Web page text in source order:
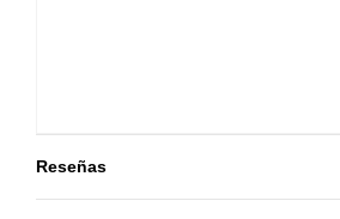
Reseñas